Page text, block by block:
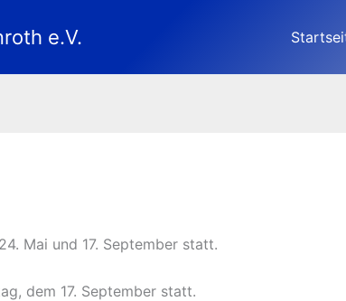
e.V.
Mai und 17. September statt.
dem 17. September statt.